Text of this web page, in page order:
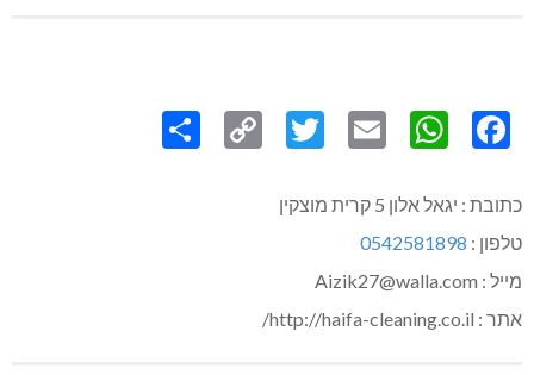
Link
כתובת : יגאל אלון 5 קרית מוצקין
טלפון : 0542581898
מייל : Aizik27@walla.com
אתר : http://haifa-cleaning.co.il/